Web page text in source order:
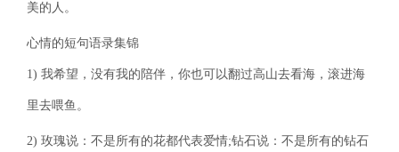
美的人。
心情的短句语录集锦
1) 我希望，没有我的陪伴，你也可以翻过高山去看海，滚进海
里去喂鱼。
2) 玫瑰说：不是所有的花都代表爱情;钻石说：不是所有的钻石